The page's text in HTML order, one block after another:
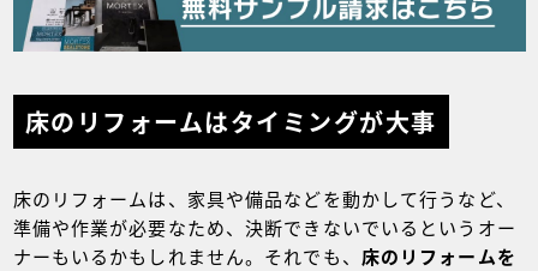
床のリフォームはタイミングが大事
床のリフォームは、家具や備品などを動かして行うなど、
準備や作業が必要なため、決断できないでいるというオー
ナーもいるかもしれません。それでも、 床のリフォームを